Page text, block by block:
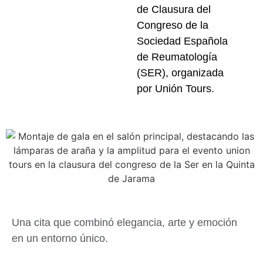
de Clausura del
Congreso de la
Sociedad Española
de Reumatología
(SER), organizada
por Unión Tours.
Una cita que combinó elegancia, arte y emoción
en un entorno único.